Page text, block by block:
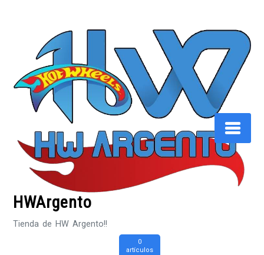
HWArgento
Tienda de HW Argento!!
0
artículos